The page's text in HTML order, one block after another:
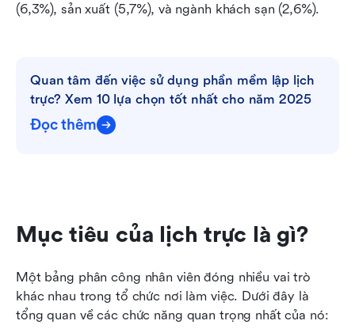
(6,3%), sản xuất (5,7%), và ngành khách sạn (2,6%).
Quan tâm đến việc sử dụng phần mềm lập lịch
trực? Xem 10 lựa chọn tốt nhất cho năm 2025
Đọc thêm
Mục tiêu của lịch trực là gì?
Một bảng phân công nhân viên đóng nhiều vai trò
khác nhau trong tổ chức nơi làm việc. Dưới đây là
tổng quan về các chức năng quan trọng nhất của nó: